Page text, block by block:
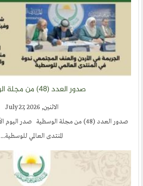
صدور العدد (٤٨) من مجلة الوسطية
الاثنين, July 27, 2026
المنتدى العالمي للوسطية...